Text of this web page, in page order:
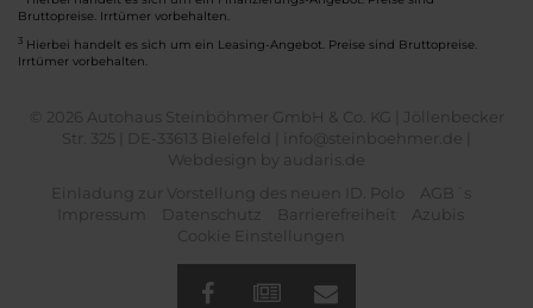
Bruttopreise. Irrtümer vorbehalten.
3 Hierbei handelt es sich um ein Leasing-Angebot. Preise sind Bruttopreise.
Irrtümer vorbehalten.
© 2026 Autohaus Steinböhmer GmbH & Co. KG | Jöllenbecker
Str. 325 | DE-33613 Bielefeld | info@steinboehmer.de |
Webdesign by audaris.de
Einladung zur Vorstellung des neuen ID. Polo
AGB´s
Impressum
Datenschutz Barrierefreiheit
Azubis
Cookie Einstellungen